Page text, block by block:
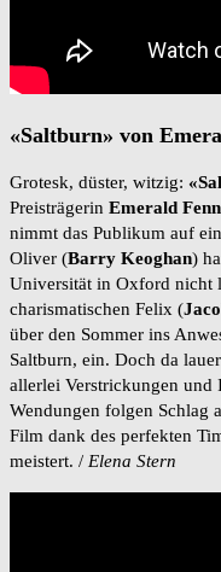
«Saltburn» von
Grotesk, düster, witzig:
Preisträgerin Emerald
nimmt das Publikum auf
Oliver (Barry Keoghan)
Universität in Oxford nicht
charismatischen Felix (
über den Sommer ins
Saltburn, ein. Doch da
allerlei Verstrickungen und
Wendungen folgen Schlag
Film dank des perfekten
meistert. / Elena Stern